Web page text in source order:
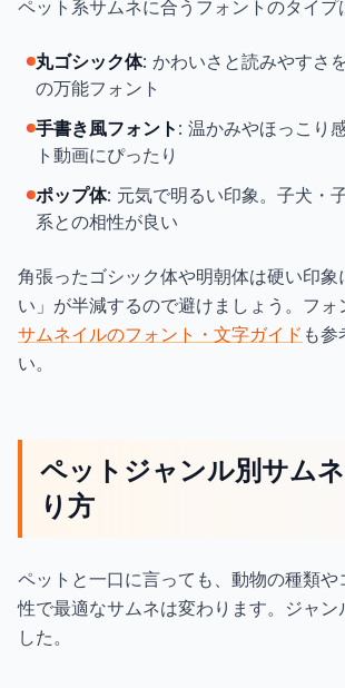
ペット系サムネに合うフォントのタイプ
丸ゴシック体: かわいさと読みやすさ
の万能フォント
手書き風フォント : 温かみやほっこり
ト動画にぴったり
ポップ体: 元気で明るい印象。子犬・
系との相性が良い
角張ったゴシック体や明朝体は硬い印象
い」が半減するので避けましょう。フォ
サムネイルのフォント・文字ガイド も参
い。
ペットジャンル別サム
り方
ペットと一口に言っても、動物の種類や
性で最適なサムネは変わります。ジャン
した。